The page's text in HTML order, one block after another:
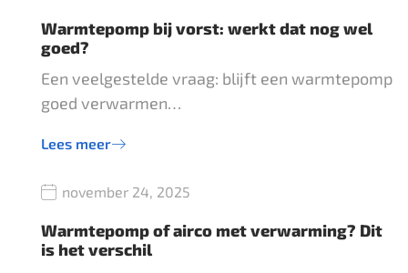
Warmtepomp bij vorst: werkt dat nog wel
goed?
Een veelgestelde vraag: blijft een warmtepomp
goed verwarmen…
Lees meer
november 24, 2025
Warmtepomp of airco met verwarming? Dit
is het verschil